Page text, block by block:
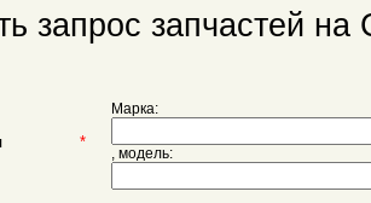
запрос запчастей на
*
Марка:
, модель: